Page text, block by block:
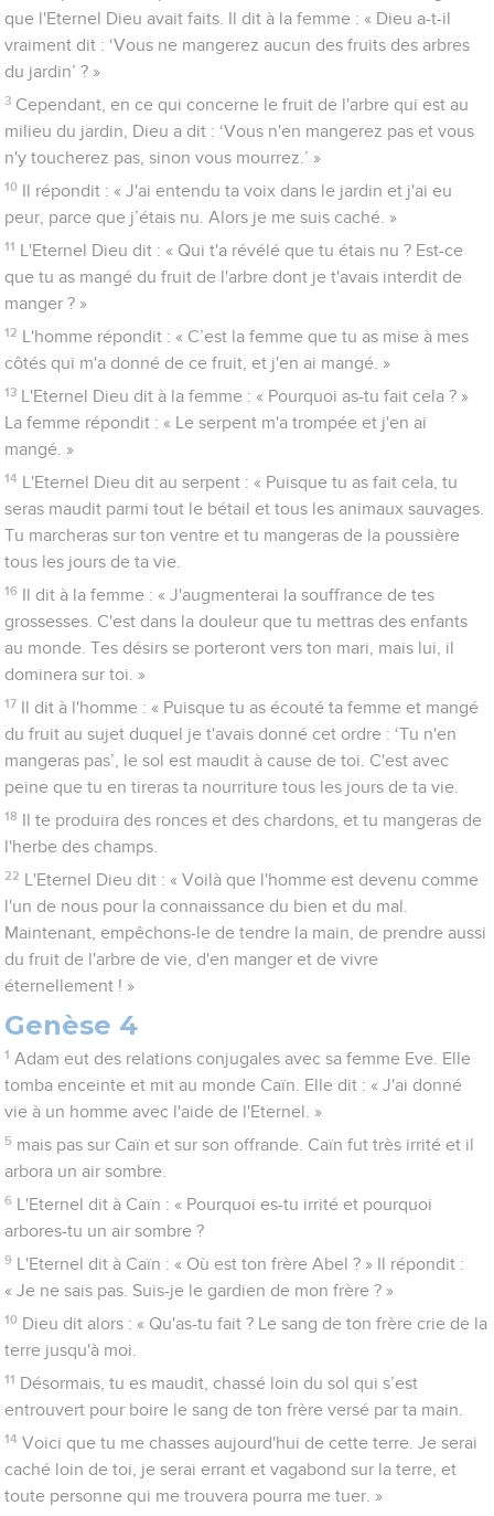
que l'Eternel Dieu avait faits. Il dit à la femme : « Dieu a-t-il
vraiment dit : ‘Vous ne mangerez aucun des fruits des arbres
du jardin’ ? »
3 Cependant, en ce qui concerne le fruit de l'arbre qui est au
milieu du jardin, Dieu a dit : ‘Vous n'en mangerez pas et vous
n'y toucherez pas, sinon vous mourrez.’ »
10
Il répondit : « J'ai entendu ta voix dans le jardin et j'ai eu
peur, parce que j’étais nu. Alors je me suis caché. »
11
L'Eternel Dieu dit : « Qui t'a révélé que tu étais nu ? Est-ce
que tu as mangé du fruit de l'arbre dont je t'avais interdit de
manger ? »
12
L'homme répondit : « C’est la femme que tu as mise à mes
côtés qui m'a donné de ce fruit, et j'en ai mangé. »
13
L'Eternel Dieu dit à la femme : « Pourquoi as-tu fait cela ? »
La femme répondit : « Le serpent m'a trompée et j'en ai
mangé. »
14
L'Eternel Dieu dit au serpent : « Puisque tu as fait cela, tu
seras maudit parmi tout le bétail et tous les animaux sauvages.
Tu marcheras sur ton ventre et tu mangeras de la poussière
tous les jours de ta vie.
16
Il dit à la femme : « J'augmenterai la souffrance de tes
grossesses. C'est dans la douleur que tu mettras des enfants
au monde. Tes désirs se porteront vers ton mari, mais lui, il
dominera sur toi. »
17
Il dit à l'homme : « Puisque tu as écouté ta femme et mangé
du fruit au sujet duquel je t'avais donné cet ordre : ‘Tu n'en
mangeras pas’, le sol est maudit à cause de toi. C'est avec
peine que tu en tireras ta nourriture tous les jours de ta vie.
18
Il te produira des ronces et des chardons, et tu mangeras de
l'herbe des champs.
22
L'Eternel Dieu dit : « Voilà que l'homme est devenu comme
l'un de nous pour la connaissance du bien et du mal.
Maintenant, empêchons-le de tendre la main, de prendre aussi
du fruit de l'arbre de vie, d'en manger et de vivre
éternellement ! »
Genèse 4
1 Adam eut des relations conjugales avec sa femme Eve. Elle
tomba enceinte et mit au monde Caïn. Elle dit : « J'ai donné
vie à un homme avec l'aide de l'Eternel. »
5 mais pas sur Caïn et sur son offrande. Caïn fut très irrité et il
arbora un air sombre.
6
L'Eternel dit à Caïn : « Pourquoi es-tu irrité et pourquoi
arbores-tu un air sombre ?
9
L'Eternel dit à Caïn : « Où est ton frère Abel ? » Il répondit :
« Je ne sais pas. Suis-je le gardien de mon frère ? »
10 Dieu dit alors : « Qu'as-tu fait ? Le sang de ton frère crie de la
terre jusqu'à moi.
11 Désormais, tu es maudit, chassé loin du sol qui s’est
entrouvert pour boire le sang de ton frère versé par ta main.
14 Voici que tu me chasses aujourd'hui de cette terre. Je serai
caché loin de toi, je serai errant et vagabond sur la terre, et
toute personne qui me trouvera pourra me tuer. »